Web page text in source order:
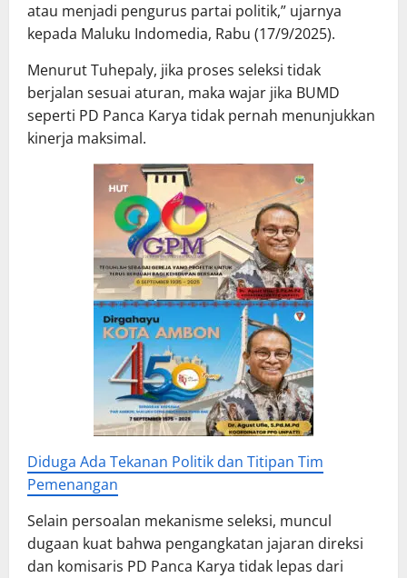
atau menjadi pengurus partai politik,” ujarnya
kepada Maluku Indomedia, Rabu (17/9/2025).
Menurut Tuhepaly, jika proses seleksi tidak
berjalan sesuai aturan, maka wajar jika BUMD
seperti PD Panca Karya tidak pernah menunjukkan
kinerja maksimal.
Diduga Ada Tekanan Politik dan Titipan Tim
Pemenangan
Selain persoalan mekanisme seleksi, muncul
dugaan kuat bahwa pengangkatan jajaran direksi
dan komisaris PD Panca Karya tidak lepas dari